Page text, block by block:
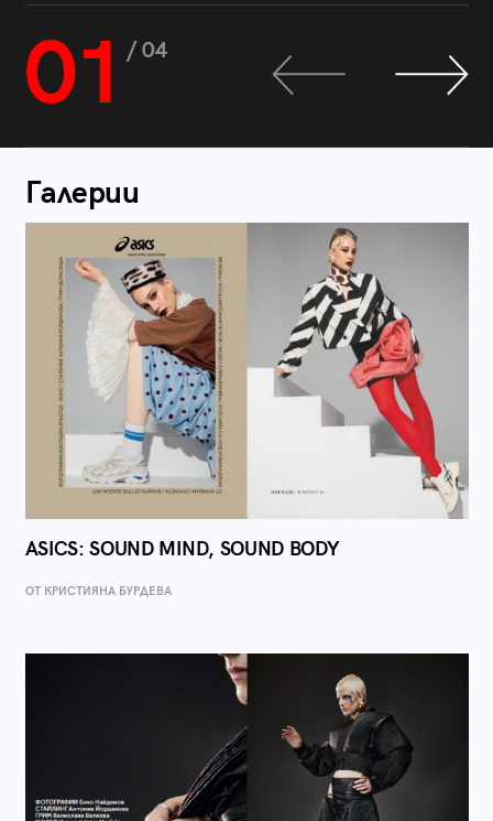
01 / 04
Галерии
ASICS: SOUND MIND, SOUND BODY
ОТ КРИСТИЯНА БУРДЕВА